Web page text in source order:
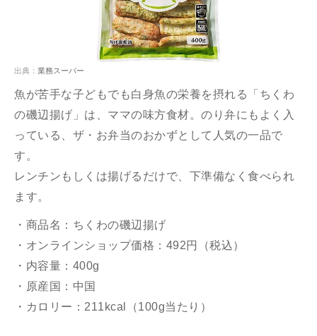
出典： 業務スーパー
魚が苦手な子どもでも白身魚の栄養を摂れる「ちくわ
の磯辺揚げ」は、ママの味方食材。のり弁にもよく入
っている、ザ・お弁当のおかずとして人気の一品で
す。
レンチンもしくは揚げるだけで、下準備なく食べられ
ます。
・商品名：ちくわの磯辺揚げ
・オンラインショップ価格：492円（税込）
・内容量：400g
・原産国：中国
・カロリー：211kcal（100g当たり）